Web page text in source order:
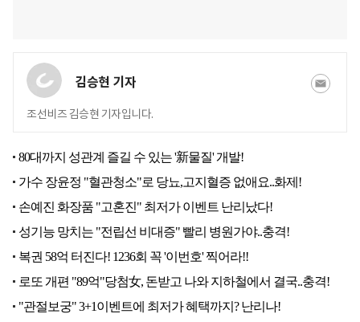
김승현 기자
조선비즈 김승현 기자입니다.